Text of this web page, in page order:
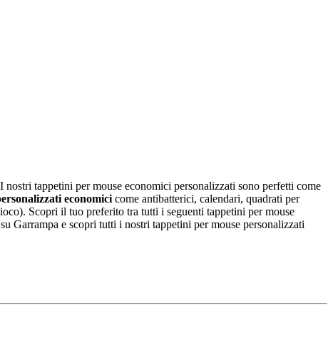
I nostri tappetini per mouse economici personalizzati sono perfetti come
economici come antibatterici, calendari, quadrati per
Scopri il tuo preferito tra tutti i seguenti tappetini per mouse
Garrampa e scopri tutti i nostri tappetini per mouse personalizzati